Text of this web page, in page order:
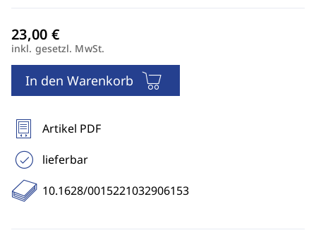
inkl. gesetzl. MwSt.
In den Warenkorb
Artikel PDF
lieferbar
10.1628/0015221032906153